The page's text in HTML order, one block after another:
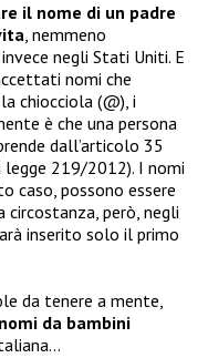
il nome di un padre
, nemmeno
negli Stati Uniti. E
nomi che
chiocciola (@), i
è che una persona
dall’articolo 35
219/2012). I nomi
caso, possono essere
però, negli
inserito solo il primo
da tenere a mente,
nomi da bambini